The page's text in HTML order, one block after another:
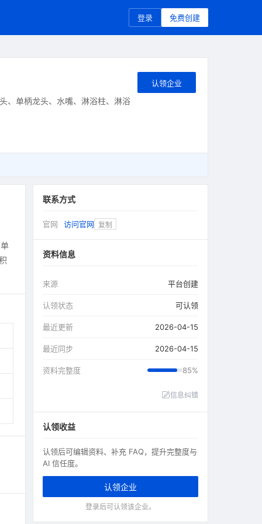
登录 免费创建
、单柄龙头、水嘴、淋浴柱、淋浴
认领企业
联系方式
官网 访问官网 复制
资料信息
来源 平台创建
认领状态 可认领
最近更新 2026-04-15
最近同步 2026-04-15
资料完整度 85%
信息纠错
认领收益
认领后可编辑资料、补充 FAQ，提升完整度与
AI 信任度。
认领企业
登录后可认领该企业。